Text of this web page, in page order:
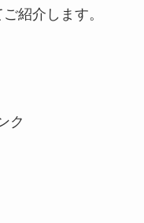
紹介します。
ク